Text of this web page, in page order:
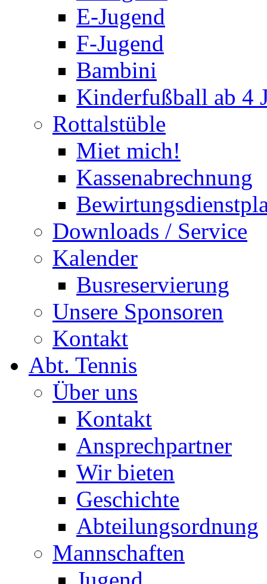
E-Jugend
F-Jugend
Bambini
Kinderfußball ab 4
Rottalstüble
Miet mich!
Kassenabrechnung
Downloads / Service
Kalender
Busreservierung
Unsere Sponsoren
Kontakt
Abt. Tennis
Über uns
Kontakt
Ansprechpartner
Wir bieten
Geschichte
Abteilungsordnung
Mannschaften